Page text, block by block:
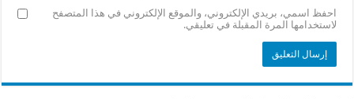
احفظ اسمي، بريدي الإلكتروني، والموقع الإلكتروني في هذا المتصفح
لاستخدامها المرة المقبلة في تعليقي.